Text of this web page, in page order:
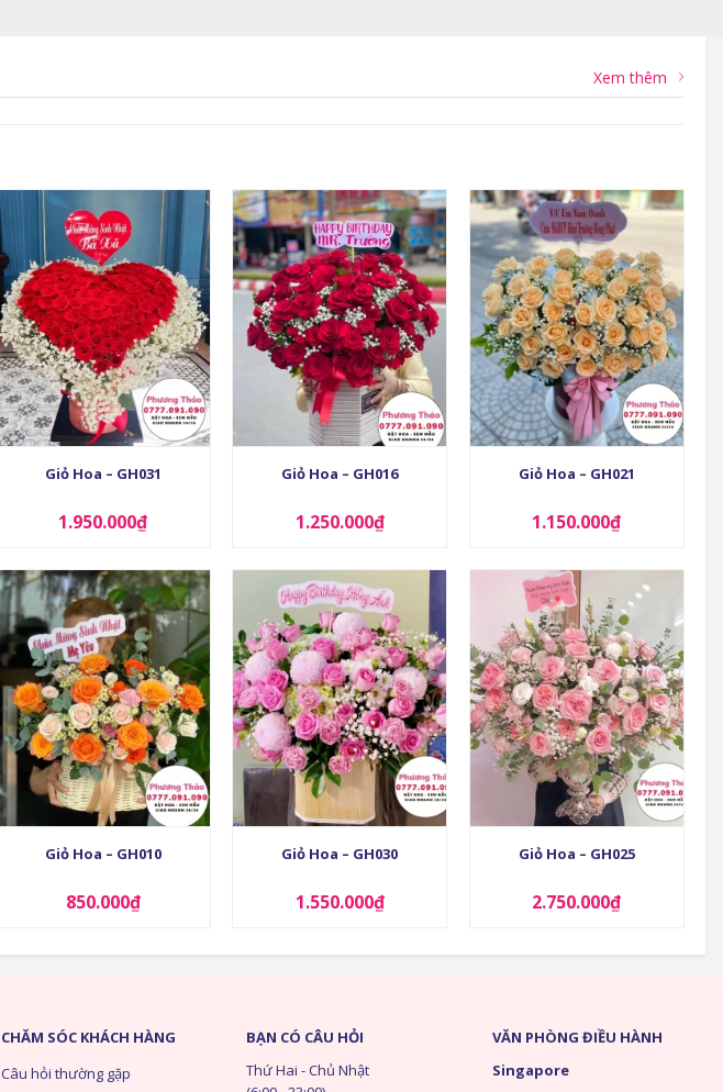
Xem thêm
+
Giỏ Hoa – GH031
1.950.000₫
Giỏ Hoa – GH016
1.250.000₫
+
Giỏ Hoa – GH021
1.150.000₫
Giỏ Hoa – GH010
850.000₫
Giỏ Hoa – GH030
1.550.000₫
Giỏ Hoa – GH025
2.750.000₫
CHĂM SÓC KHÁCH HÀNG
Câu hỏi thường gặp
BẠN CÓ CÂU HỎI
Thứ Hai - Chủ Nhật
VĂN PHÒNG ĐIỀU HÀNH
Singapore